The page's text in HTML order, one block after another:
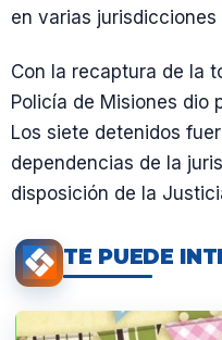
en varias
Con la recaptura de la
Policía de Misiones dio
Los siete detenidos
dependencias de la
disposición de la
TE PUEDE